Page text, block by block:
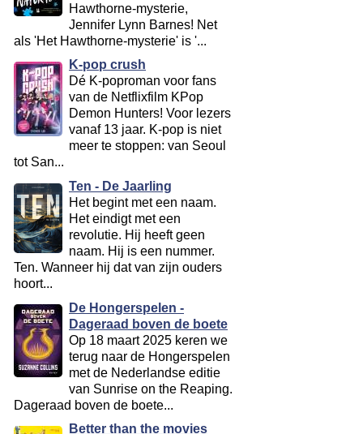
Hawthorne-mysterie,
Jennifer Lynn Barnes! Net
als 'Het Hawthorne-mysterie' is '...
K-pop crush
Dé K-poproman voor fans
van de Netflixfilm KPop
Demon Hunters! Voor lezers
vanaf 13 jaar. K-pop is niet
meer te stoppen: van Seoul
tot San...
Ten - De Jaarling
Het begint met een naam.
Het eindigt met een
revolutie. Hij heeft geen
naam. Hij is een nummer.
Ten. Wanneer hij dat van zijn ouders
hoort...
De Hongerspelen -
Dageraad boven de boete
Op 18 maart 2025 keren we
terug naar de Hongerspelen
met de Nederlandse editie
van Sunrise on the Reaping.
Dageraad boven de boete...
Better than the movies